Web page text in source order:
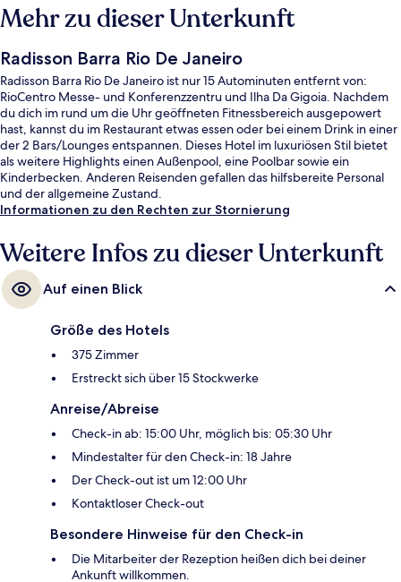
Mehr zu dieser Unterkunft
Radisson Barra Rio De Janeiro
Radisson Barra Rio De Janeiro ist nur 15 Autominuten entfernt von:
RioCentro Messe- und Konferenzzentru und Ilha Da Gigoia. Nachdem
du dich im rund um die Uhr geöffneten Fitnessbereich ausgepowert
hast, kannst du im Restaurant etwas essen oder bei einem Drink in einer
der 2 Bars/Lounges entspannen. Dieses Hotel im luxuriösen Stil bietet
als weitere Highlights einen Außenpool, eine Poolbar sowie ein
Kinderbecken. Anderen Reisenden gefallen das hilfsbereite Personal
und der allgemeine Zustand.
Informationen zu den Rechten zur Stornierung
Weitere Infos zu dieser Unterkunft
Auf einen Blick
Größe des Hotels
375 Zimmer
Erstreckt sich über 15 Stockwerke
Anreise/Abreise
Check-in ab: 15:00 Uhr, möglich bis: 05:30 Uhr
Mindestalter für den Check-in: 18 Jahre
Der Check-out ist um 12:00 Uhr
Kontaktloser Check-out
Besondere Hinweise für den Check-in
Die Mitarbeiter der Rezeption heißen dich bei deiner
Ankunft willkommen.